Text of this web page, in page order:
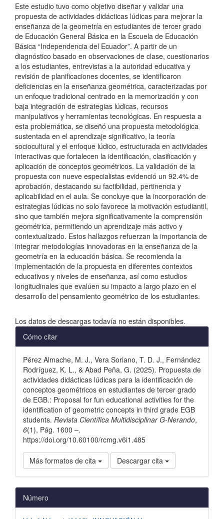
Este estudio tuvo como objetivo diseñar y validar una
propuesta de actividades didácticas lúdicas para mejorar la
enseñanza de la geometría en estudiantes de tercer grado
de Educación General Básica en la Escuela de Educación
Básica “Independencia del Ecuador”. A partir de un
diagnóstico basado en observaciones de clase, cuestionarios
a los estudiantes, entrevistas a la autoridad educativa y
revisión de planificaciones docentes, se identificaron
deficiencias en la enseñanza geométrica, caracterizadas por
un enfoque tradicional centrado en la memorización y con
baja integración de estrategias lúdicas, recursos
manipulativos y herramientas tecnológicas. En respuesta a
esta problemática, se diseñó una propuesta metodológica
sustentada en el aprendizaje significativo, la teoría
sociocultural y el enfoque lúdico, estructurada en actividades
interactivas que fortalecen la identificación, clasificación y
aplicación de conceptos geométricos. La validación de la
propuesta con nueve especialistas evidenció un 92.4% de
aprobación, destacando su factibilidad, pertinencia y
aplicabilidad en el aula. Se concluye que la incorporación de
estrategias lúdicas no solo favorece la motivación estudiantil,
sino que también mejora significativamente la comprensión
geométrica, permitiendo un aprendizaje más activo y
contextualizado. Estos hallazgos refuerzan la importancia de
integrar metodologías innovadoras en la enseñanza de la
geometría en la educación básica. Se recomienda la
implementación de la propuesta en diferentes contextos
educativos y niveles de enseñanza, así como estudios
longitudinales que evalúen su impacto a largo plazo en el
desarrollo del pensamiento geométrico de los estudiantes.
Los datos de descargas todavía no están disponibles.
Detalles
del
artículo
Cómo citar
Pérez Almache, M. J., Vera Soriano, T. D. J., Fernández
Rodríguez, K. L., & Abad Peña, G. (2025). Propuesta de
actividades didácticas lúdicas para la identificación de
conceptos geométricos en estudiantes de tercer grado
de EGB.: Proposal for fun educational activities for the
identification of geometric concepts in third grade EGB
students. Revista Científica Multidisciplinar G-Nerando,
6(1), Pág. 1600 –.
https://doi.org/10.60100/rcmg.v6i1.485
Más formatos de cita Descargar cita
Número